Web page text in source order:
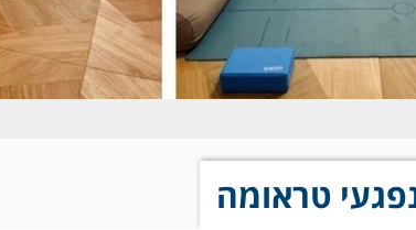
טראומה